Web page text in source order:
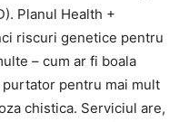
Planul Health +
riscuri genetice pentru
– cum ar fi boala
pentru mai mult
chistica. Serviciul are,